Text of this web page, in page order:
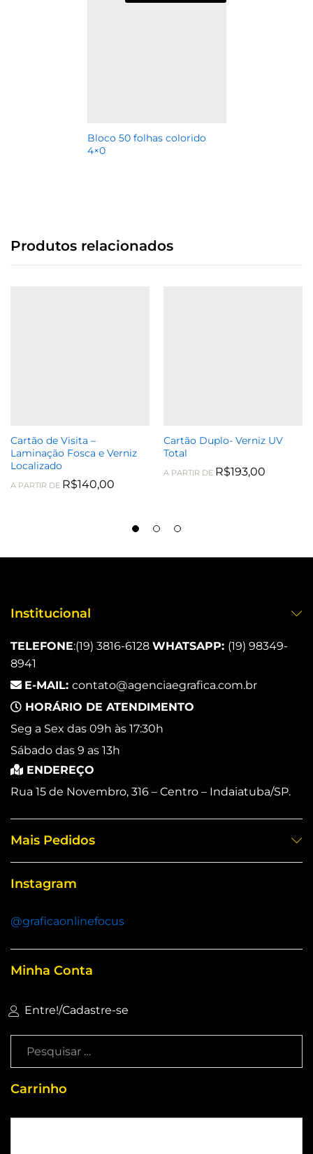
Bloco 50 folhas colorido
4×0
Produtos relacionados
Cartão de Visita –
Laminação Fosca e Verniz
Localizado
A PARTIR DE R$140,00
Cartão Duplo- Verniz UV
Total
A PARTIR DE R$193,00
Institucional
TELEFONE:(19) 3816-6128 WHATSAPP: (19) 98349-
8941
E-MAIL: contato@agenciaegrafica.com.br
HORÁRIO DE ATENDIMENTO
Seg a Sex das 09h às 17:30h
Sábado das 9 as 13h
ENDEREÇO
Rua 15 de Novembro, 316 – Centro – Indaiatuba/SP.
Mais Pedidos
Instagram
@graficaonlinefocus
Minha Conta
Entre!/Cadastre-se
Carrinho